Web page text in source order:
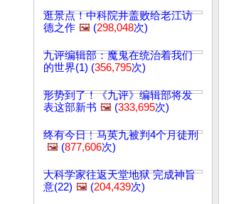
逛景点！中科院井盖败给老江访
德之作 🖼️ (298,048次)
九评编辑部：魔鬼在统治着我们
的世界(1) (356,795次)
形势到了！《九评》编辑部将发
表这部新书 🖼️ (333,695次)
终有今日﹗马英九被判4个月徒刑
🖼️ (877,606次)
大科学家往返天堂地狱 完成神旨
意(22) 🖼️ (204,439次)